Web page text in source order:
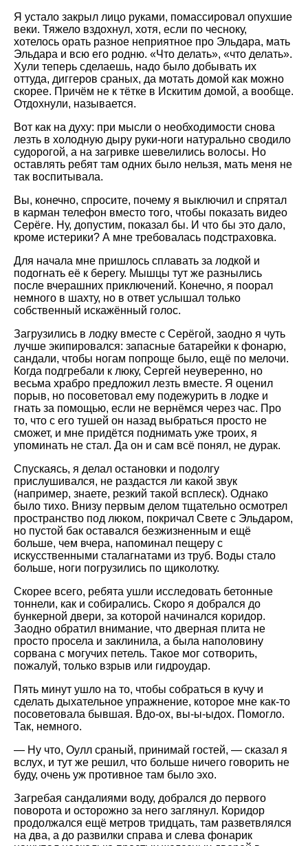
Я устало закрыл лицо руками, помассировал опухшие
веки. Тяжело вздохнул, хотя, если по чесноку,
хотелось орать разное неприятное про Эльдара, мать
Эльдара и всю его родню. «Что делать», «что делать».
Хули теперь сделаешь, надо было добывать их
оттуда, диггеров сраных, да мотать домой как можно
скорее. Причём не к тётке в Искитим домой, а вообще.
Отдохнули, называется.
Вот как на духу: при мысли о необходимости снова
лезть в холодную дыру руки-ноги натурально сводило
судорогой, а на загривке шевелились волосы. Но
оставлять ребят там одних было нельзя, мать меня не
так воспитывала.
Вы, конечно, спросите, почему я выключил и спрятал
в карман телефон вместо того, чтобы показать видео
Серёге. Ну, допустим, показал бы. И что бы это дало,
кроме истерики? А мне требовалась подстраховка.
Для начала мне пришлось сплавать за лодкой и
подогнать её к берегу. Мышцы тут же разнылись
после вчерашних приключений. Конечно, я поорал
немного в шахту, но в ответ услышал только
собственный искажённый голос.
Загрузились в лодку вместе с Серёгой, заодно я чуть
лучше экипировался: запасные батарейки к фонарю,
сандали, чтобы ногам попроще было, ещё по мелочи.
Когда подгребали к люку, Сергей неуверенно, но
весьма храбро предложил лезть вместе. Я оценил
порыв, но посоветовал ему подежурить в лодке и
гнать за помощью, если не вернёмся через час. Про
то, что с его тушей он назад выбраться просто не
сможет, и мне придётся поднимать уже троих, я
упоминать не стал. Да он и сам всё понял, не дурак.
Спускаясь, я делал остановки и подолгу
прислушивался, не раздастся ли какой звук
(например, знаете, резкий такой всплеск). Однако
было тихо. Внизу первым делом тщательно осмотрел
пространство под люком, покричал Свете с Эльдаром,
но пустой бак оставался безжизненным и ещё
больше, чем вчера, напоминал пещеру с
искусственными сталагнатами из труб. Воды стало
больше, ноги погрузились по щиколотку.
Скорее всего, ребята ушли исследовать бетонные
тоннели, как и собирались. Скоро я добрался до
бункерной двери, за которой начинался коридор.
Заодно обратил внимание, что дверная плита не
просто просела и заклинила, а была наполовину
сорвана с могучих петель. Такое мог сотворить,
пожалуй, только взрыв или гидроудар.
Пять минут ушло на то, чтобы собраться в кучу и
сделать дыхательное упражнение, которое мне как-то
посоветовала бывшая. Вдо-ох, вы-ы-ыдох. Помогло.
Так, немного.
— Ну что, Оулл сраный, принимай гостей, — сказал я
вслух, и тут же решил, что больше ничего говорить не
буду, очень уж противное там было эхо.
Загребая сандалиями воду, добрался до первого
поворота и осторожно за него заглянул. Коридор
продолжался ещё метров тридцать, там разветвлялся
на два, а до развилки справа и слева фонарик